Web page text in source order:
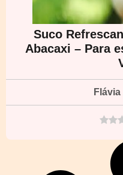
Suco
Abacaxi – Para
Flávia